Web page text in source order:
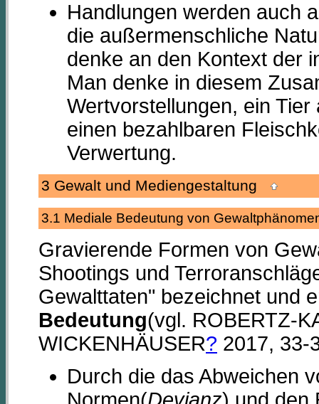
Handlungen werden auch
die außermenschliche
denke an den Kontext der
Man denke in diesem
Wertvorstellungen, ein
einen bezahlbaren
Verwertung.
3 Gewalt und Mediengestaltung
3.1 Mediale Bedeutung von
Gravierende Formen von
Shootings und
Gewalttaten" bezeichnet und
Bedeutung(vgl. ROBERTZ-
WICKENHÄUSER? 2017, 33-
Durch die das Abweichen